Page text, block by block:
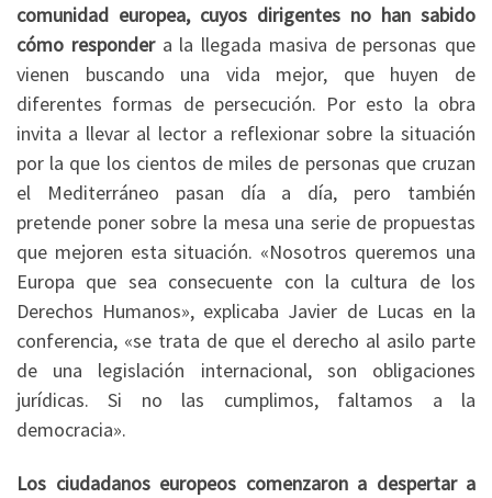
comunidad europea, cuyos dirigentes no han sabido
cómo respondera la llegada masiva de personas que
vienen buscando una vida mejor, que huyen de
diferentes formas de persecución. Por esto la obra
invita a llevar al lector a reflexionar sobre la situación
por la que los cientos de miles de personas que cruzan
el Mediterráneo pasan día a día, pero también
pretende poner sobre la mesa una serie de propuestas
que mejoren esta situación. «Nosotros queremos una
Europa que sea consecuente con la cultura de los
Derechos Humanos», explicaba Javier de Lucas en la
conferencia, «se trata de que el derecho al asilo parte
de una legislación internacional, son obligaciones
jurídicas. Si no las cumplimos, faltamos a la
democracia».
Los ciudadanos europeos comenzaron a despertar a